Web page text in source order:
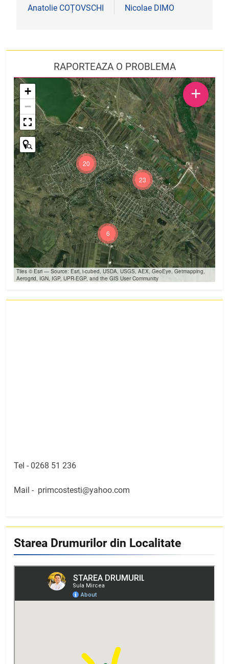
în
Anatolie COȚOVSCHI
Nicolae DIMO
RAPORTEAZA O PROBLEMA
23
20
6
+
−
Tiles © Esri — Source: Esri, i-cubed, USDA, USGS, AEX, GeoEye, Getmapping,
Aerogrid, IGN, IGP, UPR-EGP, and the GIS User Community
+
Tel - 0268 51 236
Mail - primcostesti@yahoo.com
Starea Drumurilor din Localitate